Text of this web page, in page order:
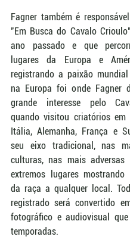
Fagner também é
"Em Busca do Cavalo
ano passado e que
lugares da Europa e
registrando a paixão
na Europa foi onde Fagner
grande interesse pelo
quando visitou criatórios em
Itália, Alemanha, França e
seu eixo tradicional, nas
culturas, nas mais adversas
extremos lugares
da raça a qualquer local.
registrado será convertido
fotográfico e audiovisual
temporadas.